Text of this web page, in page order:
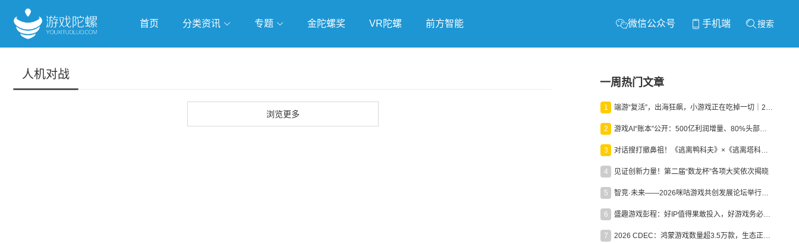
首页 分类资讯 专题 金陀螺奖 VR陀螺 前方智能 微信公众号 手机端 搜索
人机对战
浏览更多
一周热门文章
1 端游“复活”，出海狂飙，小游戏正在吃掉一切｜2026上半年产业报告
2 游戏AI“账本”公开：500亿利润增量、80%头部入局，谁在闷声发财？
3 对话搜打撤鼻祖！《逃离鸭科夫》×《逃离塔科夫》官方线下沙龙落幕
4 见证创新力量！第二届“数龙杯”各项大奖依次揭晓
5 智竞·未来——2026咪咕游戏共创发展论坛举行：聚力精品内容、AI创作与电竞生态，共建高品质益智健康游戏社区
6 盛趣游戏彭程：好IP值得果敢投入，好游戏务必长效经营
7 2026 CDEC：鸿蒙游戏数量超3.5万款，生态正循环加速产业高质量发展